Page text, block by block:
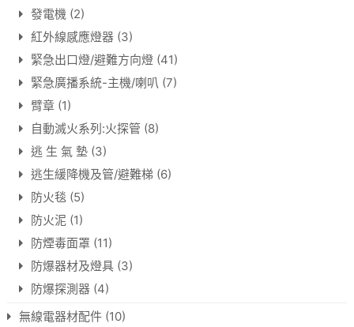
發電機 (2)
紅外線感應燈器 (3)
緊急出口燈/避難方向燈 (41)
緊急廣播系統-主機/喇叭 (7)
臂章 (1)
自動滅火系列:火探管 (8)
逃 生 氣 墊 (3)
逃生緩降機及管/避難梯 (6)
防火毯 (5)
防火泥 (1)
防煙毒面罩 (11)
防爆器材及燈具 (3)
防爆探測器 (4)
無線電器材配件 (10)